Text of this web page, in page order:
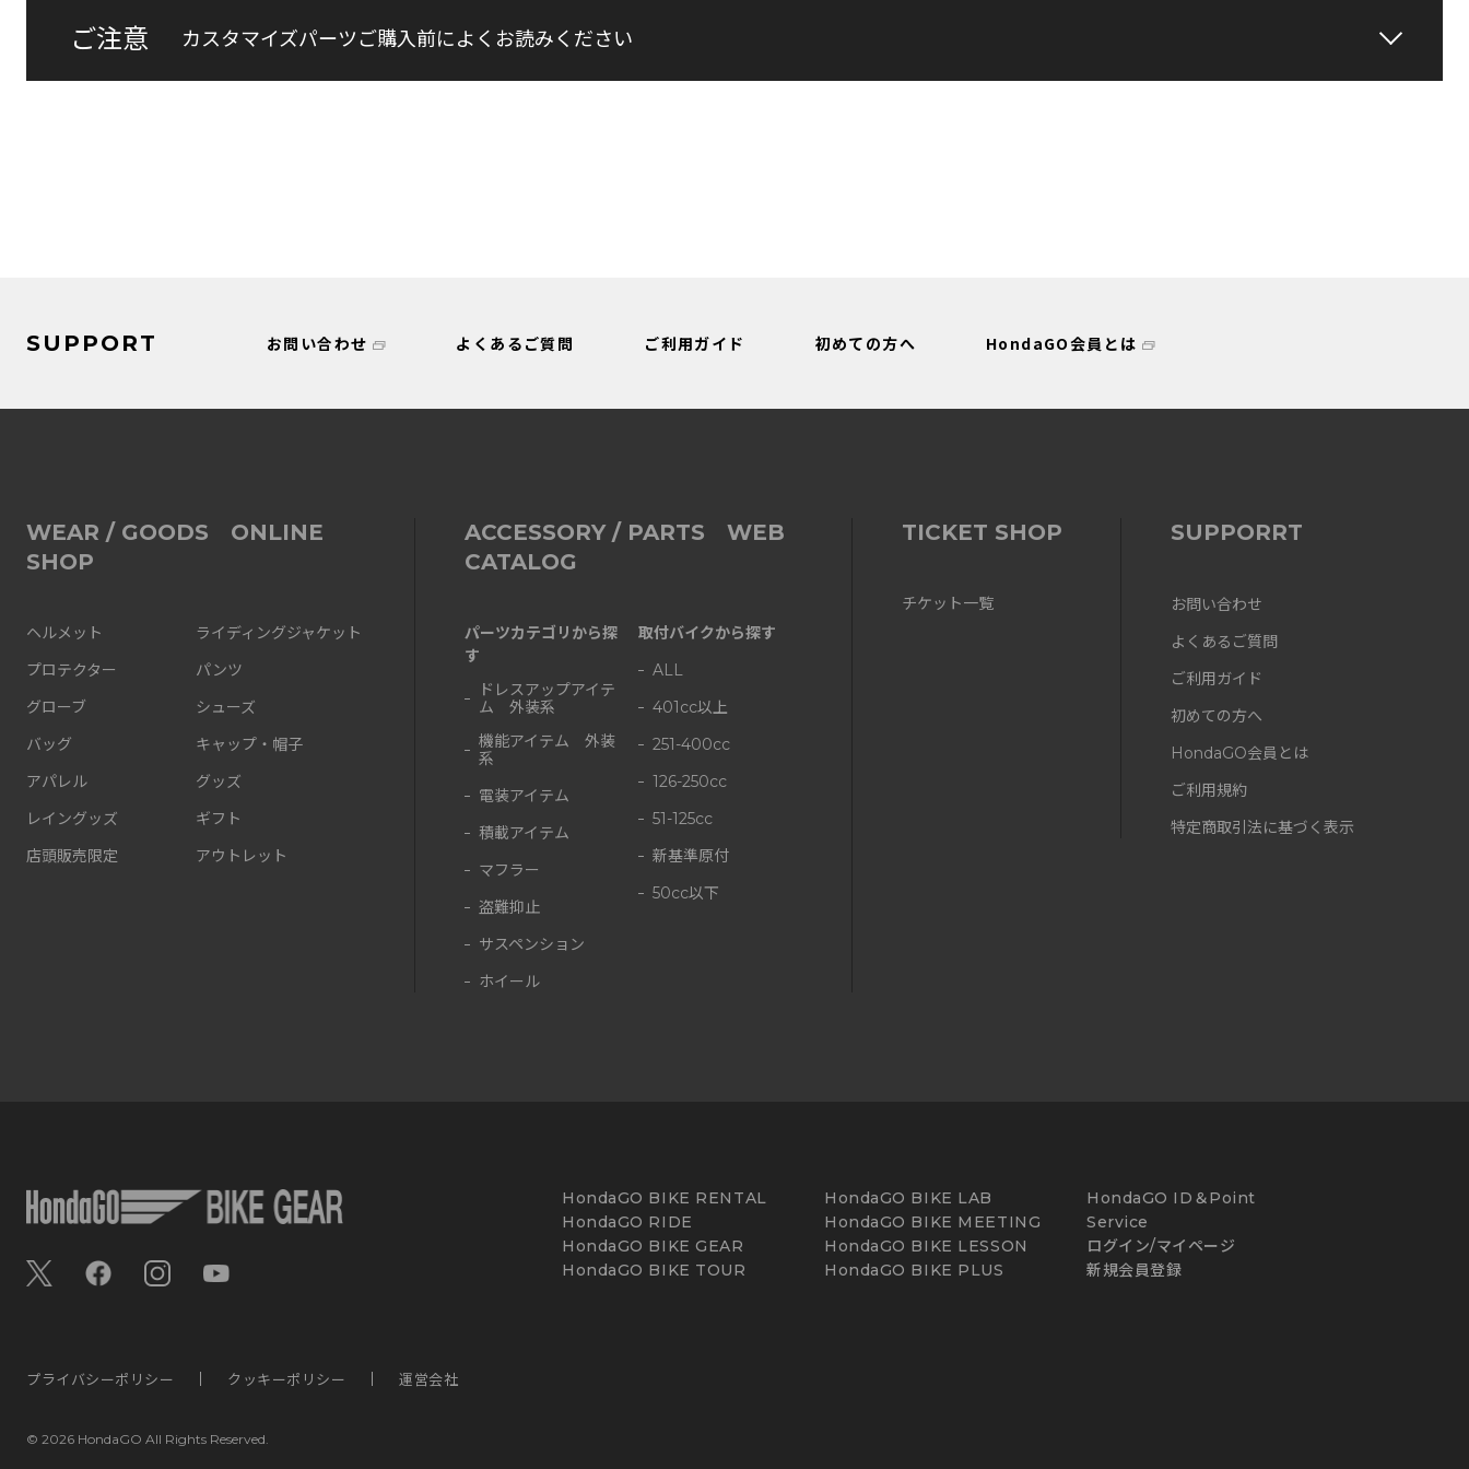
ご注意 カスタマイズパーツご購入前によくお読みください
SUPPORT お問い合わせ よくあるご質問 ご利用ガイド 初めての方へ HondaGO会員とは
WEAR / GOODS ONLINE
SHOP
ヘルメット
ライディングジャケット
プロテクター
パンツ
グローブ
シューズ
バッグ
キャップ・帽子
アパレル
グッズ
レイングッズ
ギフト
店頭販売限定
アウトレット
ACCESSORY / PARTS WEB
CATALOG
パーツカテゴリから探
す
ドレスアップアイテ
ム 外装系
機能アイテム 外装
系
電装アイテム
積載アイテム
マフラー
盗難抑止
サスペンション
ホイール
取付バイクから探す
ALL
401cc以上
251-400cc
126-250cc
51-125cc
新基準原付
50cc以下
TICKET SHOP
チケット一覧
SUPPORRT
お問い合わせ
よくあるご質問
ご利用ガイド
初めての方へ
HondaGO会員とは
ご利用規約
特定商取引法に基づく表示
HondaGO BIKE RENTAL
HondaGO RIDE
HondaGO BIKE GEAR
HondaGO BIKE TOUR
HondaGO BIKE LAB
HondaGO BIKE MEETING
HondaGO BIKE LESSON
HondaGO BIKE PLUS
HondaGO ID＆Point
Service
ログイン/マイページ
新規会員登録
プライバシーポリシー クッキーポリシー 運営会社
© 2026 HondaGO All Rights Reserved.